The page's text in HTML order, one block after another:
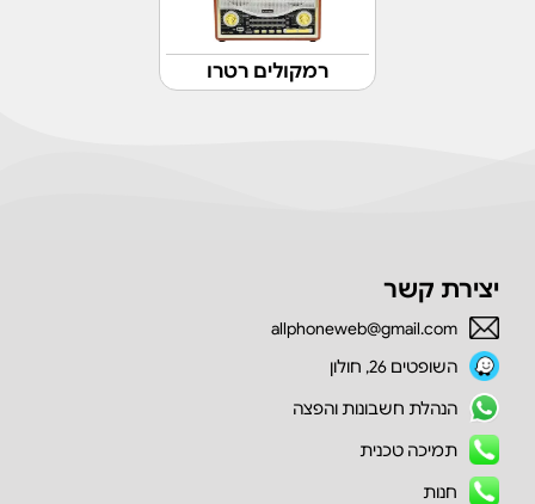
רמקולים רטרו
יצירת קשר
allphoneweb@gmail.com
השופטים 26, חולון
הנהלת חשבונות והפצה
תמיכה טכנית
חנות